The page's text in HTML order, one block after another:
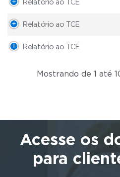
Relatório ao TCE
Relatório ao TCE
Relatório ao TCE
Mostrando de 1 até
Acesse os
para